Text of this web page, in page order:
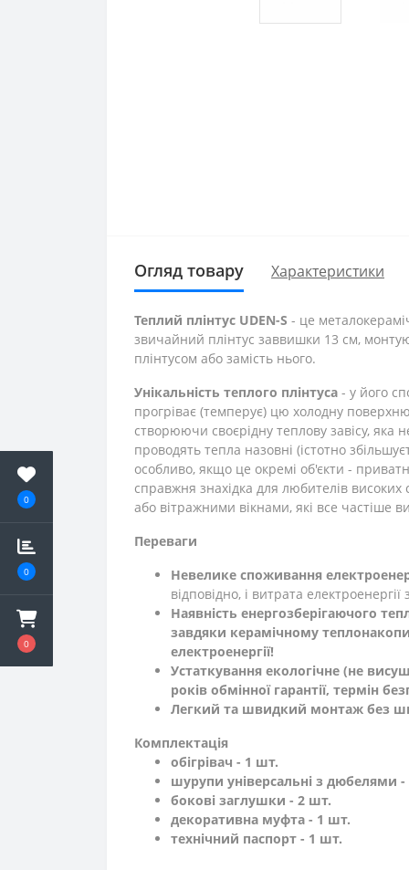
0
0
0
Огляд товару Характеристики
Теплий плінтус UDEN-S - це
звичайний плінтус заввишки 13 см,
плінтусом або замість нього.
Унікальність теплого плінтуса - у його
прогріває (темперує) цю холодну
створюючи своєрідну теплову завісу, яка
проводять тепла назовні (істотно
особливо, якщо це окремі об'єкти -
справжня знахідка для любителів
або вітражними вікнами, які все частіше
Переваги
Невелике споживання
відповідно, і витрата
Наявність енергозберігаючого
завдяки керамічному
електроенергії!
Устаткування екологічне (не
років обмінної гарантії, термін
Легкий та швидкий монтаж без
Комплектація
обігрівач - 1 шт.
шурупи універсальні з дюбелями
бокові заглушки - 2 шт.
декоративна муфта - 1 шт.
технічний паспорт - 1 шт.